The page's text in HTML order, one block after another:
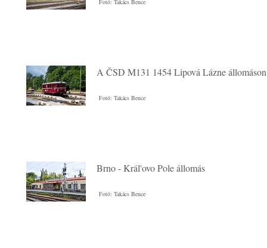
Fotó: Takács Bence
A ČSD M131 1454 Lipová Lázne állomáson
Fotó: Takács Bence
Brno - Král'ovo Pole állomás
Fotó: Takács Bence